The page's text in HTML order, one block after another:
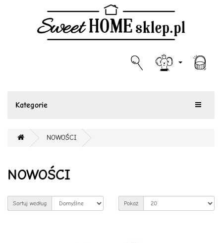
Kategorie
NOWOŚCI
NOWOŚCI
Sortuj według Pokaż